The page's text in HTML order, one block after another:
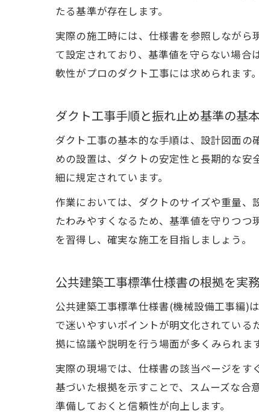
たる基準が存在します。
実際の施工時には、仕様書を参照しなが
て設定されており、基準値を守らない場合
軟性がプロのダクト工事には求められます。
ダクト工事手順と振れ止め基準の基
ダクト工事の基本的な手順は、設計図面
めの設置は、ダクトの安定性と長期的な
細に規定されています。
作業においては、ダクトのサイズや重量、
たわみやすくなるため、基準値を守りつ
を習得し、確実な施工を目指しましょう。
公共建築工事標準仕様書の根拠を実
公共建築工事標準仕様書(機械設備工事編)
で迷いやすいポイントが明文化されてい
拠に協議や説明を行う場面が多くみられます
実際の現場では、仕様書の該当ページを
基づいた根拠を示すことで、スムーズな合
準備しておくと信頼性が向上します。